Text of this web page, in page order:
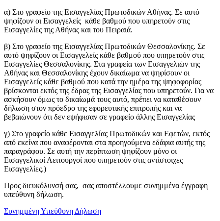
α) Στο γραφείο της Εισαγγελίας Πρωτοδικών Αθήνας. Σε αυτό
ψηφίζουν οι Εισαγγελείς κάθε βαθμού που υπηρετούν στις
Εισαγγελίες της Αθήνας και του Πειραιά.
β) Στο γραφείο της Εισαγγελίας Πρωτοδικών Θεσσαλονίκης. Σε
αυτό ψηφίζουν οι Εισαγγελείς κάθε βαθμού που υπηρετούν στις
Εισαγγελίες Θεσσαλονίκης. Στα γραφεία των Εισαγγελιών της
Αθήνας και Θεσσαλονίκης έχουν δικαίωμα να ψηφίσουν οι
Εισαγγελείς κάθε βαθμού που κατά την ημέρα της ψηφοφορίας
βρίσκονται εκτός της έδρας της Εισαγγελίας που υπηρετούν. Για να
ασκήσουν όμως το δικαίωμά τους αυτό, πρέπει να καταθέσουν
δήλωση στον πρόεδρο της εφορευτικής επιτροπής και να
βεβαιώνουν ότι δεν εψήφισαν σε γραφείο άλλης Εισαγγελίας
γ) Στο γραφείο κάθε Εισαγγελίας Πρωτοδικών και Εφετών, εκτός
από εκείνα που αναφέρονται στα προηγούμενα εδάφια αυτής της
παραγράφου. Σε αυτή την περίπτωση ψηφίζουν μόνο οι
Εισαγγελικοί Λειτουργοί που υπηρετούν στις αντίστοιχες
Εισαγγελίες.)
Προς διευκόλυνσή σας, σας αποστέλλουμε συνημμένα έγγραφη
υπεύθυνη δήλωση.
Συνημμένη Υπεύθυνη Δήλωση